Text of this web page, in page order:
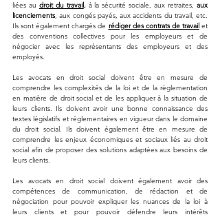
liées au droit du travail, à la sécurité sociale, aux retraites, aux
licenciements, aux congés payés, aux accidents du travail, etc.
Ils sont également chargés de rédiger des contrats de travail et
des conventions collectives pour les employeurs et de
négocier avec les représentants des employeurs et des
employés.
Les avocats en droit social doivent être en mesure de
comprendre les complexités de la loi et de la règlementation
en matière de droit social et de les appliquer à la situation de
leurs clients. Ils doivent avoir une bonne connaissance des
textes législatifs et réglementaires en vigueur dans le domaine
du droit social. Ils doivent également être en mesure de
comprendre les enjeux économiques et sociaux liés au droit
social afin de proposer des solutions adaptées aux besoins de
leurs clients.
Les avocats en droit social doivent également avoir des
compétences de communication, de rédaction et de
négociation pour pouvoir expliquer les nuances de la loi à
leurs clients et pour pouvoir défendre leurs intérêts